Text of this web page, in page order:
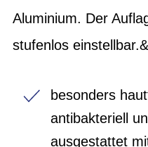
Aluminium. Der
stufenlos
besonders
antibakteriell
ausgestattet